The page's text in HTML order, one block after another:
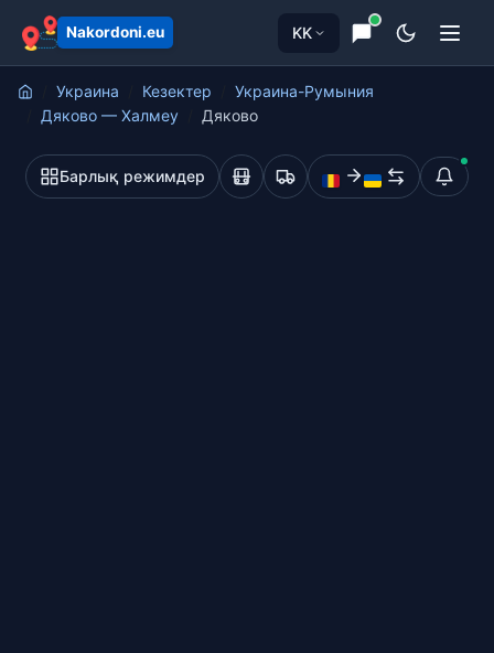
Nakordoni.eu KK
Украина Кезектер
Украина-Румыния
Дяково — Халмеу
Дяково
Барлық режимдер